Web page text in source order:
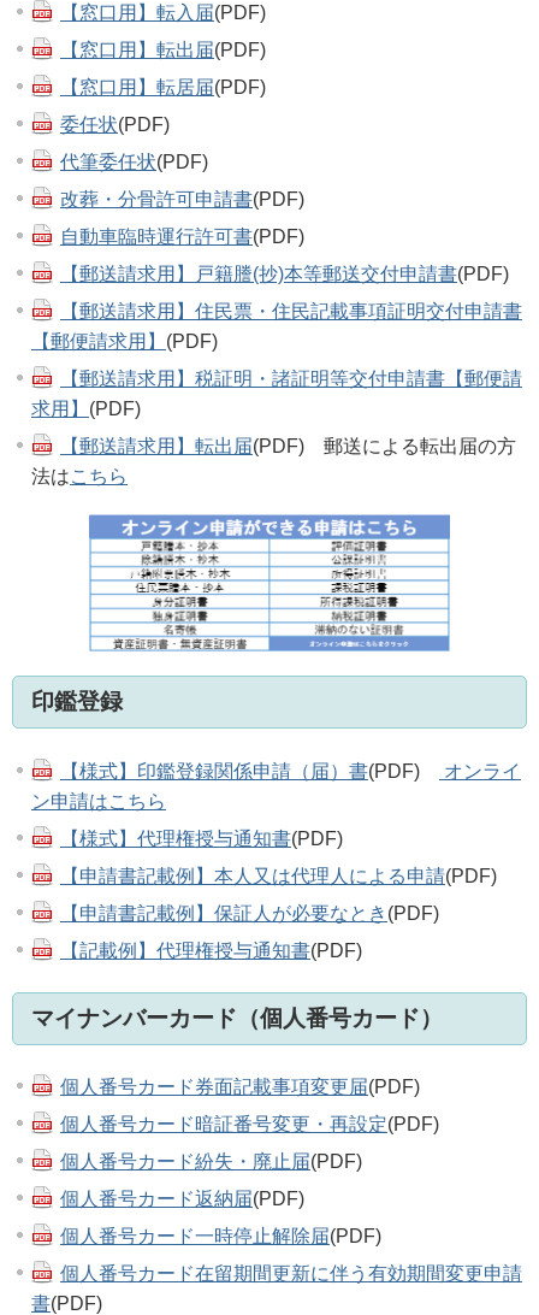
【窓口用】転入届(PDF)
【窓口用】転出届(PDF)
【窓口用】転居届(PDF)
委任状(PDF)
代筆委任状(PDF)
改葬・分骨許可申請書(PDF)
自動車臨時運行許可書(PDF)
【郵送請求用】戸籍謄(抄)本等郵送交付申請書(PDF)
【郵送請求用】住民票・住民記載事項証明交付申請書
【郵便請求用】 (PDF)
【郵送請求用】税証明・諸証明等交付申請書【郵便請
求用】 (PDF)
【郵送請求用】転出届(PDF) 郵送による転出届の方
法はこちら
印鑑登録
【様式】印鑑登録関係申請（届）書(PDF)
オンライ
ン申請はこちら
【様式】代理権授与通知書(PDF)
【申請書記載例】本人又は代理人による申請(PDF)
【申請書記載例】保証人が必要なとき (PDF)
【記載例】代理権授与通知書(PDF)
マイナンバーカード（個人番号カード）
個人番号カード券面記載事項変更届(PDF)
個人番号カード暗証番号変更・再設定(PDF)
個人番号カード紛失・廃止届(PDF)
個人番号カード返納届(PDF)
個人番号カード一時停止解除届(PDF)
個人番号カード在留期間更新に伴う有効期間変更申請
書(PDF)